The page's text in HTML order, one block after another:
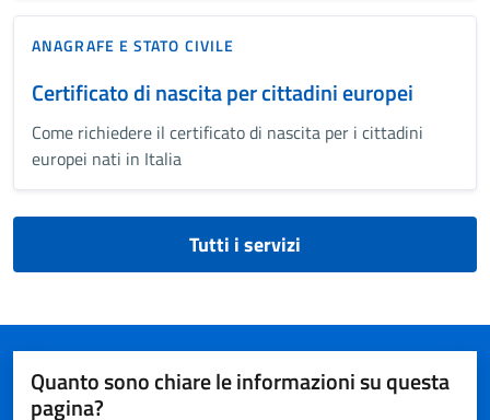
ANAGRAFE E STATO CIVILE
Certificato di nascita per cittadini europei
Come richiedere il certificato di nascita per i cittadini
europei nati in Italia
Tutti i servizi
Quanto sono chiare le informazioni su questa
pagina?